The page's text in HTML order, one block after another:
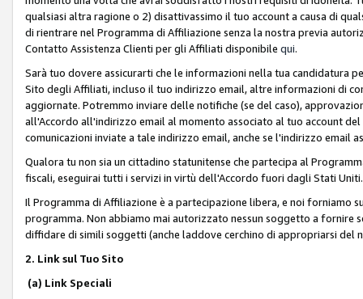
qualsiasi altra ragione o 2) disattivassimo il tuo account a causa di
di rientrare nel Programma di Affiliazione senza la nostra previa
Contatto Assistenza Clienti per gli Affiliati disponibile qui.
Sarà tuo dovere assicurarti che le informazioni nella tua candidatura
Sito degli Affiliati, incluso il tuo indirizzo email, altre informazioni di
aggiornate. Potremmo inviare delle notifiche (se del caso),
all'Accordo all'indirizzo email al momento associato al tuo account
comunicazioni inviate a tale indirizzo email, anche se l'indirizzo email
Qualora tu non sia un cittadino statunitense che partecipa al
fiscali, eseguirai tutti i servizi in virtù dell'Accordo fuori dagli Stati
Il Programma di Affiliazione è a partecipazione libera, e noi forniamo
programma. Non abbiamo mai autorizzato nessun soggetto a fornire
diffidare di simili soggetti (anche laddove cerchino di appropriarsi
2. Link sul Tuo Sito
(a) Link Speciali